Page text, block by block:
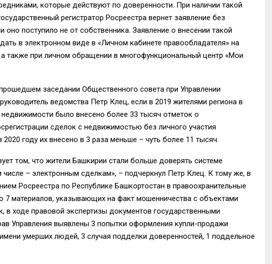
которые действуют по доверенности. При наличии такой
регистратор Росреестра вернет заявление без
оно поступило не от собственника. Заявление о внесении такой
в электронном виде в «Личном кабинете правообладателя» на
а также при личном обращении в многофункциональный центр «Мои
заседании Общественного совета при Управлении
ведомства Петр Клец, если в 2019 жителями региона в
было внесено более 33 тысяч отметок о
сделок с недвижимостью без личного участия
2020 году их внесено в 3 раза меньше – чуть более 11 тысяч.
том, что жители Башкирии стали больше доверять системе
числе – электронным сделкам», – подчеркнул Петр Клец. К тому же, в
Росреестра по Республике Башкортостан в правоохранительные
7 материалов, указывающих на факт мошенничества с объектами
в ходе правовой экспертизы документов государственными
Управления выявлены 3 попытки оформления купли-продажи
умерших людей, 3 случая подделки доверенностей, 1 поддельное